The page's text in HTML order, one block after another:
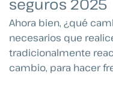
Ahora bien, ¿qué
necesarios que
tradicionalmente
cambio, para hacer